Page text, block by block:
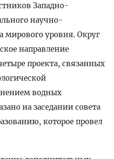
Западно-
научно-
мирового уровня. Округ
направление
проекта, связанных
водных
на заседании совета
которое провел